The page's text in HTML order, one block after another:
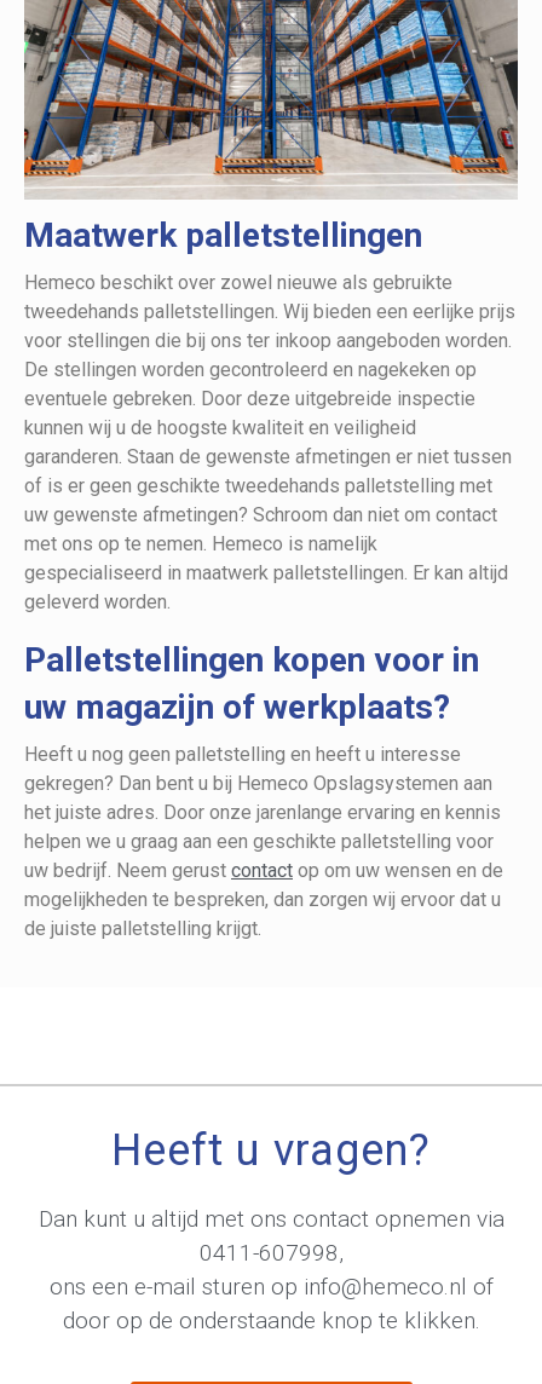
Maatwerk palletstellingen
Hemeco beschikt over zowel nieuwe als gebruikte
tweedehands palletstellingen. Wij bieden een eerlijke prijs
voor stellingen die bij ons ter inkoop aangeboden worden.
De stellingen worden gecontroleerd en nagekeken op
eventuele gebreken. Door deze uitgebreide inspectie
kunnen wij u de hoogste kwaliteit en veiligheid
garanderen. Staan de gewenste afmetingen er niet tussen
of is er geen geschikte tweedehands palletstelling met
uw gewenste afmetingen? Schroom dan niet om contact
met ons op te nemen. Hemeco is namelijk
gespecialiseerd in maatwerk palletstellingen. Er kan altijd
geleverd worden.
Palletstellingen kopen voor in
uw magazijn of werkplaats?
Heeft u nog geen palletstelling en heeft u interesse
gekregen? Dan bent u bij Hemeco Opslagsystemen aan
het juiste adres. Door onze jarenlange ervaring en kennis
helpen we u graag aan een geschikte palletstelling voor
uw bedrijf. Neem gerust contact op om uw wensen en de
mogelijkheden te bespreken, dan zorgen wij ervoor dat u
de juiste palletstelling krijgt.
Heeft u vragen?
Dan kunt u altijd met ons contact opnemen via
0411-607998,
ons een e-mail sturen op info@hemeco.nl of
door op de onderstaande knop te klikken.